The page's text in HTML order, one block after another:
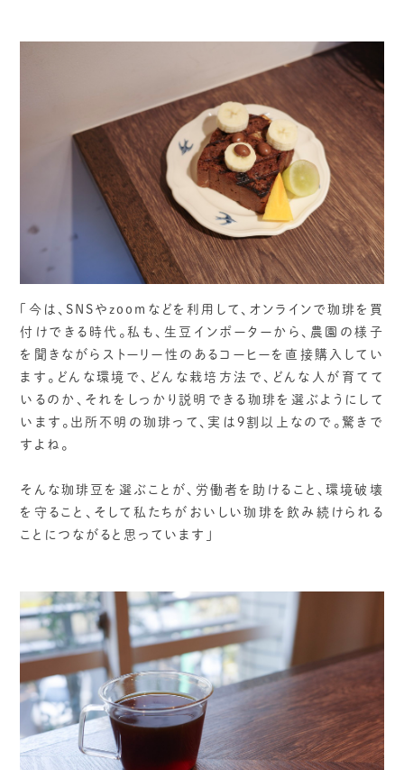
「今は、SNSやzoomなどを利用して、オンラインで珈琲を買
付けできる時代。私も、生豆インポーターから、農園の様子
を聞きながらストーリー性のあるコーヒーを直接購入してい
ます。どんな環境で、どんな栽培方法で、どんな人が育てて
いるのか、それをしっかり説明できる珈琲を選ぶようにして
います。出所不明の珈琲って、実は9割以上なので。驚きで
すよね。
そんな珈琲豆を選ぶことが、労働者を助けること、環境破壊
を守ること、そして私たちがおいしい珈琲を飲み続けられる
ことにつながると思っています」